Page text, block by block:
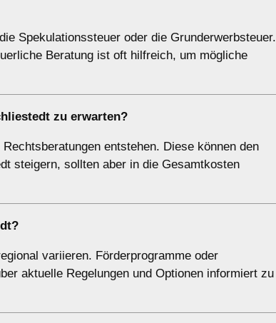
Spekulationssteuer oder die Grunderwerbsteuer.
Beratung ist oft hilfreich, um mögliche
zu erwarten?
entstehen. Diese können den
steigern, sollten aber in die Gesamtkosten
variieren. Förderprogramme oder
aktuelle Regelungen und Optionen informiert zu